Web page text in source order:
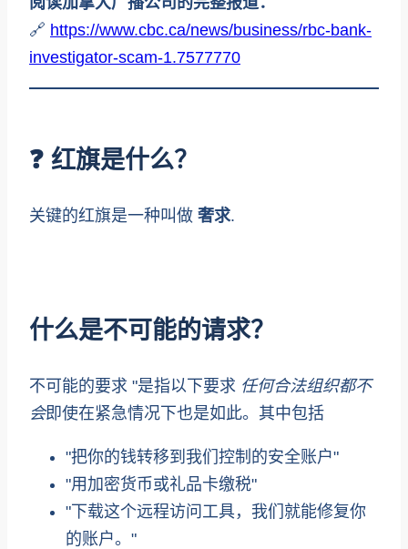
🔗 https://www.cbc.ca/news/business/rbc-bank-
investigator-scam-1.7577770
❓ 红旗是什么？
关键的红旗是一种叫做 奢求.
什么是不可能的请求？
不可能的要求 "是指以下要求 任何合法组织都不
会即使在紧急情况下也是如此。其中包括
"把你的钱转移到我们控制的安全账户"
"用加密货币或礼品卡缴税"
"下载这个远程访问工具，我们就能修复你
的账户。"